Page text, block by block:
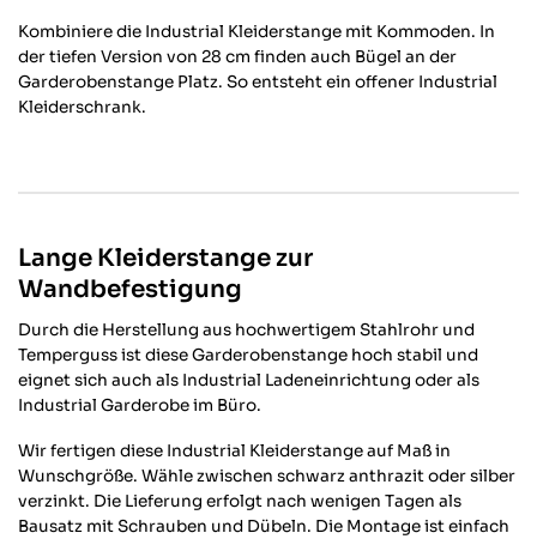
Kombiniere die Industrial Kleiderstange mit Kommoden. In
der tiefen Version von 28 cm finden auch Bügel an der
Garderobenstange Platz. So entsteht ein offener Industrial
Kleiderschrank.
Lange Kleiderstange zur
Wandbefestigung
Durch die Herstellung aus hochwertigem Stahlrohr und
Temperguss ist diese Garderobenstange hoch stabil und
eignet sich auch als Industrial Ladeneinrichtung oder als
Industrial Garderobe im Büro.
Wir fertigen diese Industrial Kleiderstange auf Maß in
Wunschgröße. Wähle zwischen schwarz anthrazit oder silber
verzinkt. Die Lieferung erfolgt nach wenigen Tagen als
Bausatz mit Schrauben und Dübeln. Die Montage ist einfach